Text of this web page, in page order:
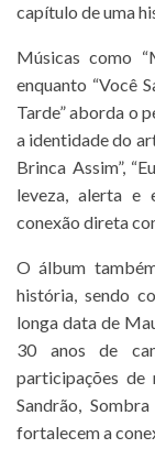
capítulo de uma
Músicas como
enquanto “Você
Tarde” aborda o
a identidade do
Brinca Assim”,
leveza, alerta e
conexão direta
O álbum
história, sendo
longa data de
30 anos de
participações de
Sandrão,
fortalecem a